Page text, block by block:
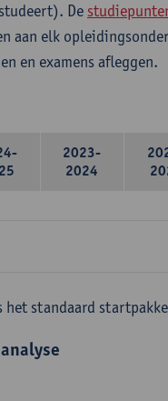
De
aan elk
en examens afleggen.
2023-
2024
het standaard